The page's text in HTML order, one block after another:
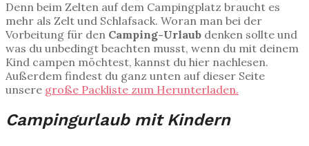
Denn beim Zelten auf dem Campingplatz braucht es
mehr als Zelt und Schlafsack. Woran man bei der
Vorbeitung für den Camping-Urlaub denken sollte und
was du unbedingt beachten musst, wenn du mit deinem
Kind campen möchtest, kannst du hier nachlesen.
Außerdem findest du ganz unten auf dieser Seite
unsere große Packliste zum Herunterladen.
Campingurlaub mit Kindern